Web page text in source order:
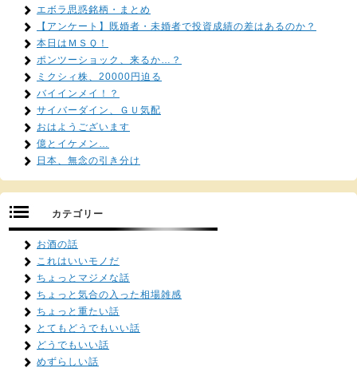
エボラ思惑銘柄・まとめ
【アンケート】既婚者・未婚者で投資成績の差はあるのか？
本日はＭＳＱ！
ポンツーショック、来るか…？
ミクシィ株、20000円迫る
バイインメイ！？
サイバーダイン、ＧＵ気配
おはようございます
億とイケメン…
日本、無念の引き分け
カテゴリー
お酒の話
これはいいモノだ
ちょっとマジメな話
ちょっと気合の入った相場雑感
ちょっと重たい話
とてもどうでもいい話
どうでもいい話
めずらしい話